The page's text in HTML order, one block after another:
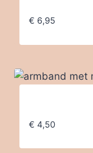
€ 6,95
€ 4,50